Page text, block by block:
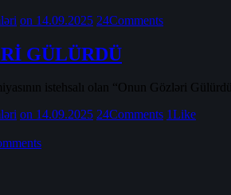
on 14.09.2025 24Comments
GÜLÜRDÜ
istehsalı olan “Onun Gözləri
on 14.09.2025 24Comments 1Like